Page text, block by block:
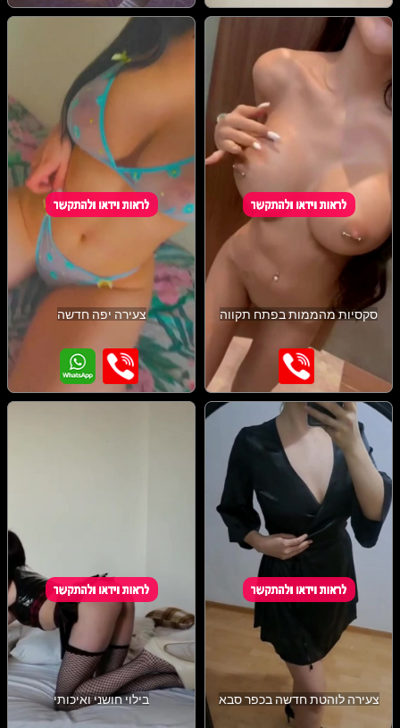
סקסיות מהממות בפתח תקווה צעירה יפה חדשה
צעירה לוהטת חדשה בכפר סבא בילוי חושני ואיכותי